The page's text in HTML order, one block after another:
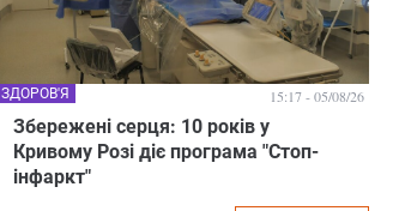
Збережені серця: 10 років у
Кривому Розі діє програма "Стоп-
інфаркт"
ЗДОРОВ'Я 15:17 - 05/08/26